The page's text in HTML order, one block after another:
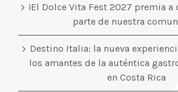
¡El Dolce Vita Fest 2027 premia
parte de nuestra
Destino Italia: la nueva
los amantes de la auténtica
en Costa Rica